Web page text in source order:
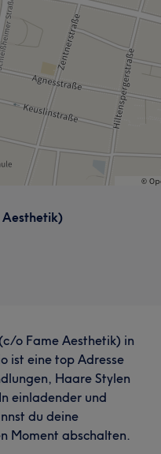
o Fame Aesthetik) in
ist eine top Adresse
Haare Stylen
einladender und
du deine
Moment abschalten.